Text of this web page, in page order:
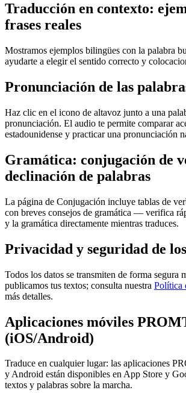
Traducción en contexto:
frases reales
Mostramos ejemplos bilingües con la palabra
ayudarte a elegir el sentido correcto y
Pronunciación de las
Haz clic en el icono de altavoz junto a una
pronunciación. El audio te permite comparar
estadounidense y practicar una pronunciación
Gramática: conjugación de
declinación de palabras
La página de Conjugación incluye tablas de
con breves consejos de gramática — verifica
y la gramática directamente mientras traduces.
Privacidad y seguridad de
Todos los datos se transmiten de forma segura
publicamos tus textos; consulta nuestra Política
más detalles.
Aplicaciones móviles
(iOS/Android)
Traduce en cualquier lugar: las aplicaciones
y Android están disponibles en App Store y
textos y palabras sobre la marcha.